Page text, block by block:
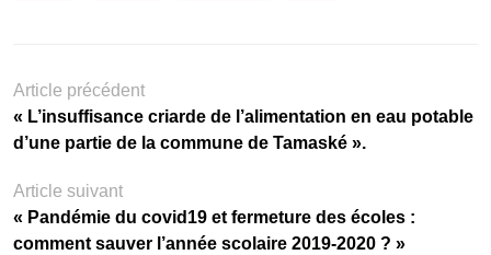
Article précédent
« L’insuffisance criarde de l’alimentation en eau potable
d’une partie de la commune de Tamaské ».
Article suivant
« Pandémie du covid19 et fermeture des écoles :
comment sauver l’année scolaire 2019-2020 ? »